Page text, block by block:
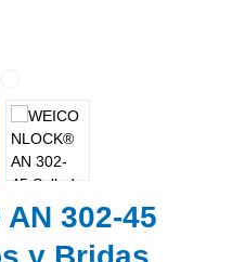
302-45